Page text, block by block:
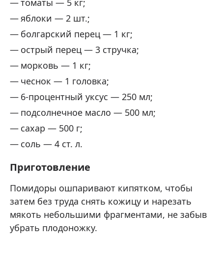
томаты — 5 кг;
яблоки — 2 шт.;
болгарский перец — 1 кг;
острый перец — 3 стручка;
морковь — 1 кг;
чеснок — 1 головка;
6-процентный уксус — 250 мл;
подсолнечное масло — 500 мл;
сахар — 500 г;
соль — 4 ст. л.
Приготовление
Помидоры ошпаривают кипятком, чтобы
затем без труда снять кожицу и нарезать
мякоть небольшими фрагментами, не забыв
убрать плодоножку.